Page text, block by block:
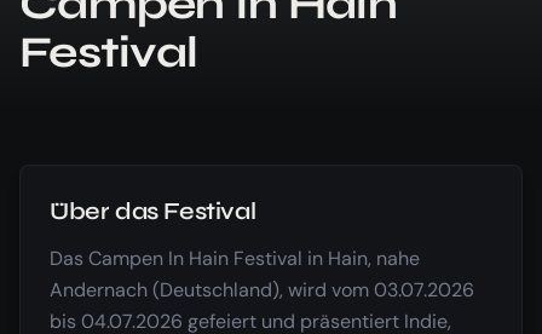
Festival
Über das Festival
Das Campen In Hain Festival in Hain, nahe
Andernach (Deutschland), wird vom 03.07.2026
bis 04.07.2026 gefeiert und präsentiert Indie,